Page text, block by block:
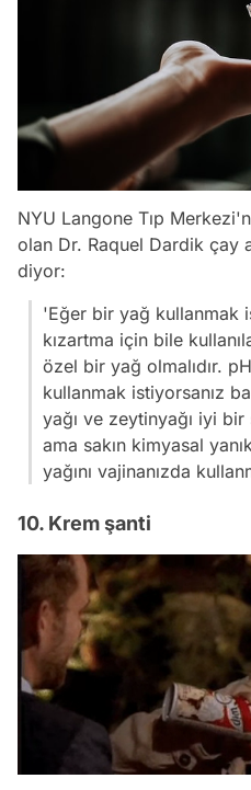
NYU Langone Tıp
olan Dr. Raquel Dardik çay
diyor:
'Eğer bir yağ kullanmak
kızartma için bile
özel bir yağ olmalıdır.
kullanmak istiyorsanız
yağı ve zeytinyağı iyi
ama sakın kimyasal
yağını vajinanızda
10. Krem şanti